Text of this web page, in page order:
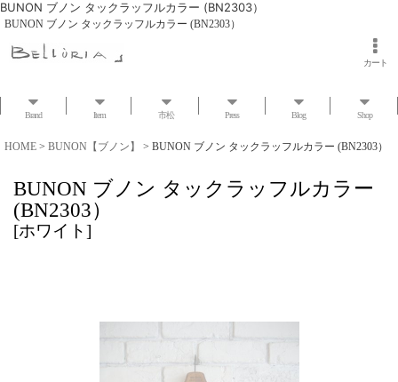
BUNON ブノン タックラッフルカラー (BN2303）
BUNON ブノン タックラッフルカラー (BN2303）
カート
Brand Item 市松 Press Blog Shop
HOME > BUNON【ブノン】 > BUNON ブノン タックラッフルカラー (BN2303）
BUNON ブノン タックラッフルカラー
(BN2303）
[ホワイト]